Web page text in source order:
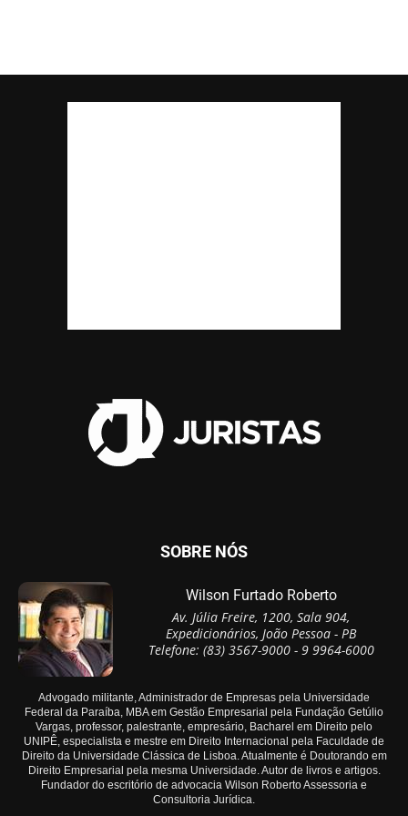
SOBRE NÓS
Wilson Furtado Roberto
Av. Júlia Freire, 1200, Sala 904,
Expedicionários, João Pessoa - PB
Telefone: (83) 3567-9000 - 9 9964-6000
Advogado militante, Administrador de Empresas pela Universidade
Federal da Paraíba, MBA em Gestão Empresarial pela Fundação Getúlio
Vargas, professor, palestrante, empresário, Bacharel em Direito pelo
UNIPÊ, especialista e mestre em Direito Internacional pela Faculdade de
Direito da Universidade Clássica de Lisboa. Atualmente é Doutorando em
Direito Empresarial pela mesma Universidade. Autor de livros e artigos.
Fundador do escritório de advocacia Wilson Roberto Assessoria e
Consultoria Jurídica.